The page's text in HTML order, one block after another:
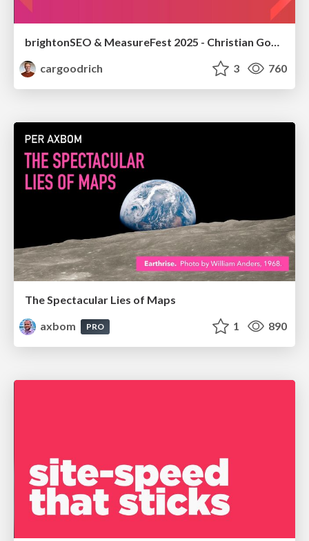
brightonSEO & MeasureFest 2025 - Christian Goodrich - Winning strategies for Black Friday CRO & PPC
cargoodrich
3 760
The Spectacular Lies of Maps
axbom
PRO 1 890